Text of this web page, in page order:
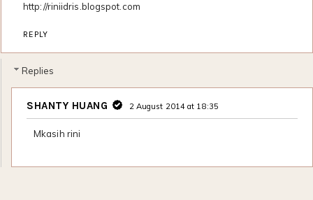
http://riniidris.blogspot.com
REPLY
Replies
SHANTY HUANG 2 August 2014 at 18:35
Mkasih rini